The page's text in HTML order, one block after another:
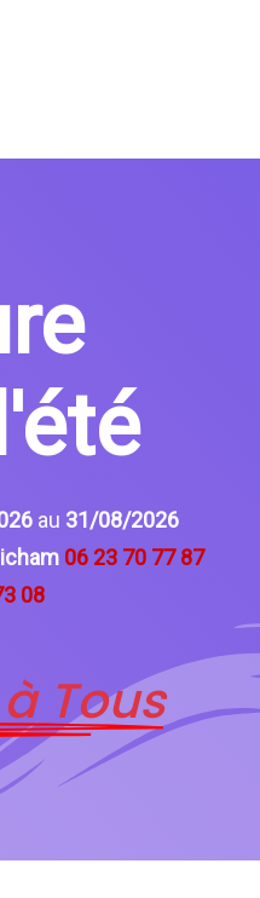
au 31/08/2026
06 23 70 77 87
08
Tous